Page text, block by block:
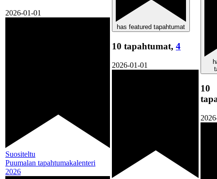
2026-01-01
Suositeltu
Puumalan tapahtumakalenteri
2026
has featured tapahtumat
10 tapahtumat, 4
2026-01-01
10